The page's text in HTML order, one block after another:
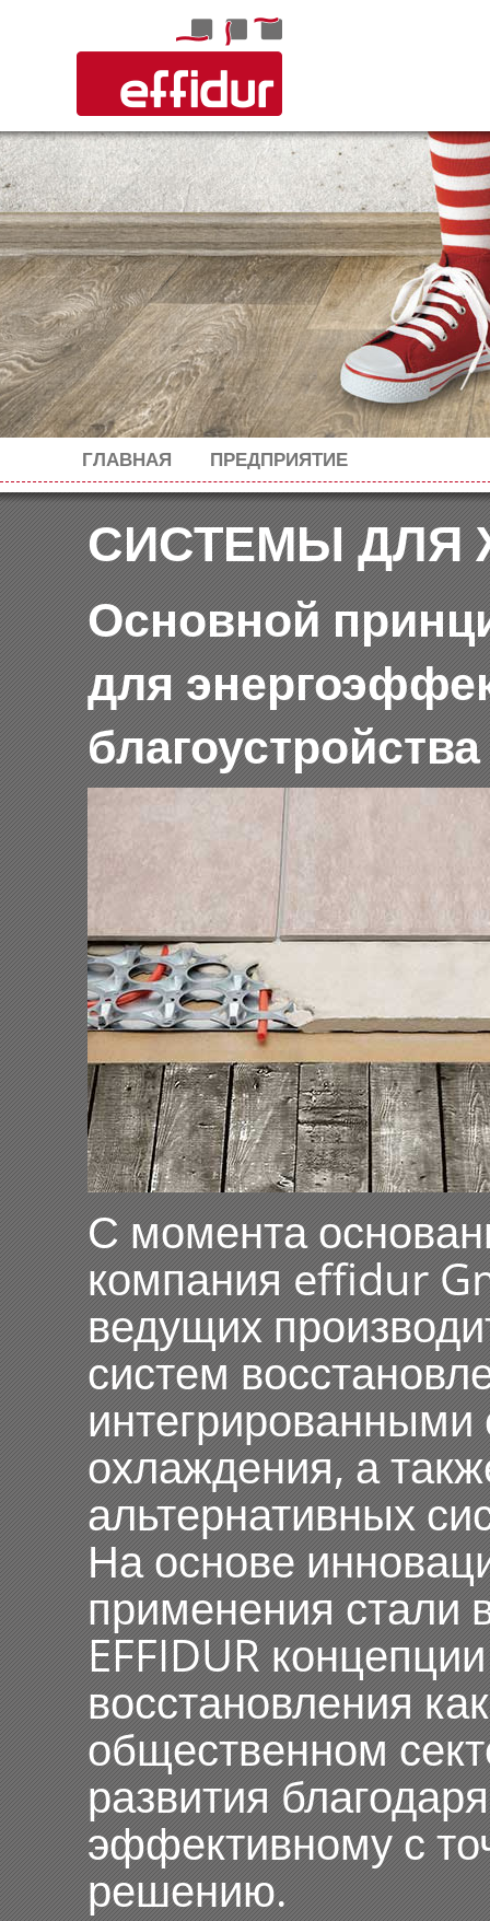
ГЛАВНАЯ ПРЕДПРИЯТИЕ
СИСТЕМЫ ДЛЯ
Основной
для
С момента
компания effidur
ведущих
систем
охлаждения, а
альтернативных
На основе
применения стали
EFFIDUR
восстановления
общественном
развития
эффективному с
решению.